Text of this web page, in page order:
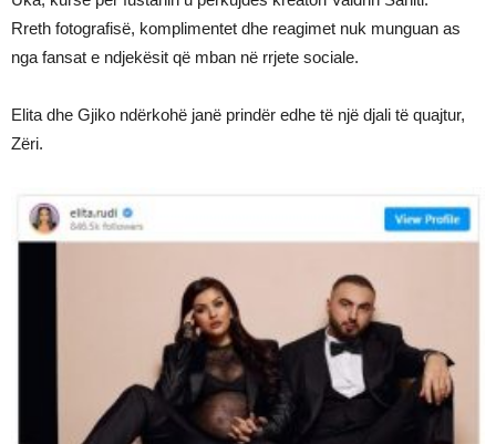
Rreth fotografisë, komplimentet dhe reagimet nuk munguan as
nga fansat e ndjekësit që mban në rrjete sociale.
Elita dhe Gjiko ndërkohë janë prindër edhe të një djali të quajtur,
Zëri.